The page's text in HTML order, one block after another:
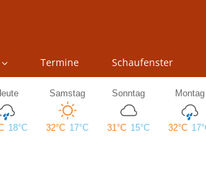
Termine Schaufenster